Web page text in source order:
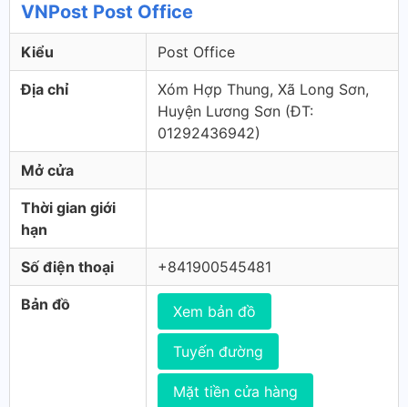
VNPost Post Office
Kiểu Post Office
Địa chỉ
Xóm Hợp Thung, Xã Long Sơn,
Huyện Lương Sơn (ÐT:
01292436942)
Mở cửa
Thời gian giới
hạn
Số điện thoại +841900545481
Bản đồ Xem bản đồ
Tuyến đường
Mặt tiền cửa hàng